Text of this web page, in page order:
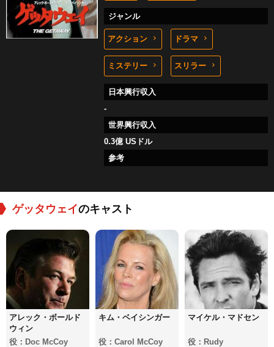
ジャンル
アクション ドラマ
ミステリー スリラー
日本興行収入
-
世界興行収入
0.3億 USドル
参考
ゲッタウェイのキャスト
アレック・ボールド
ウィン
役：Doc McCoy
キム・ベイシンガー
役：Carol McCoy
マイケル・マドセン
役：Rudy